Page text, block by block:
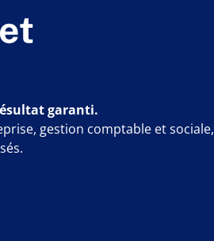
garanti.
gestion comptable et sociale,